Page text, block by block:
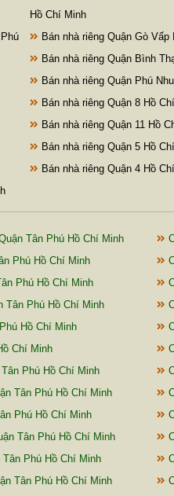
Hồ Chí Minh
Bán nhà riêng Quận Gò Vấp
Bán nhà riêng Quận Bình
Bán nhà riêng Quận Phú
Bán nhà riêng Quận 8 Hồ
Bán nhà riêng Quận 11 Hồ
Bán nhà riêng Quận 5 Hồ
Bán nhà riêng Quận 4 Hồ
Tân Phú Hồ Chí Minh
Phú Hồ Chí Minh
Phú Hồ Chí Minh
Tân Phú Hồ Chí Minh
Hồ Chí Minh
Chí Minh
Phú Hồ Chí Minh
Tân Phú Hồ Chí Minh
Phú Hồ Chí Minh
Tân Phú Hồ Chí Minh
Phú Hồ Chí Minh
Tân Phú Hồ Chí Minh